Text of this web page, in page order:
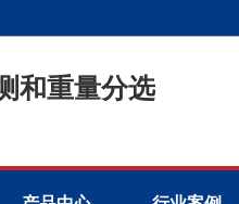
和重量分选